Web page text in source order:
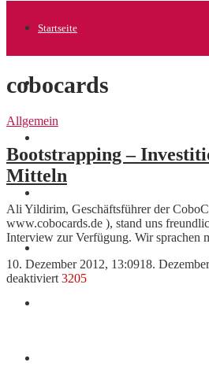
Startseite
Allgemein
cobocards
Allgemein
Bootstrapping –
Mitteln
Ali Yildirim, Geschäftsführer der
www.cobocards.de ), stand uns
Interview zur Verfügung. Wir sprachen
10. Dezember 2012, 13:0918.
deaktiviertfür
3205